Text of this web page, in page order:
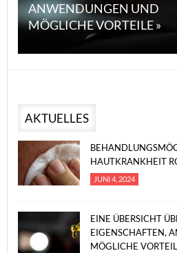
ANWENDUNGEN UND
MÖGLICHE VORTEILE »
AKTUELLES
HAUTKRANKHEIT
JUNI 4, 2024
EINE ÜBERSICHT
EIGENSCHAFTEN,
MÖGLICHE